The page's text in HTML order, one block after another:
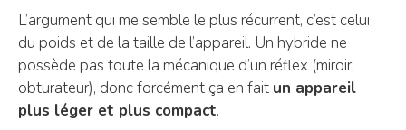
L’argument qui me semble le plus récurrent, c’est celui
du poids et de la taille de l’appareil. Un hybride ne
possède pas toute la mécanique d’un réflex (miroir,
obturateur), donc forcément ça en fait un appareil
plus léger et plus compact.